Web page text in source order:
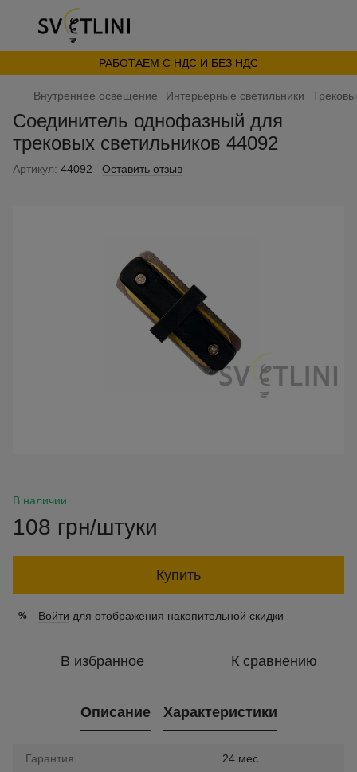
РАБОТАЕМ С НДС И БЕЗ НДС
Внутреннее освещение Интерьерные светильники
Соединитель однофазный для
трековых светильников 44092
Артикул: 44092 Оставить отзыв
В наличии
108 грн/штуки
Купить
% Войти для отображения накопительной скидки
В избранное К сравнению
Описание Характеристики
Гарантия 24 мес.